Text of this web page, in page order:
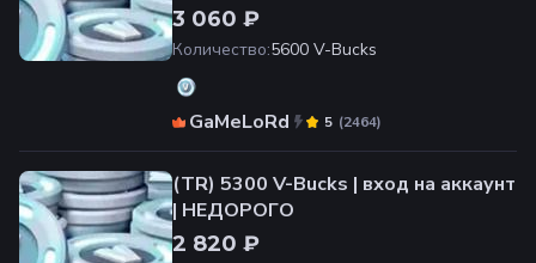
3 060 ₽
Количество:5600 V-Bucks
GaMeLoRd (2464)
5
(TR) 5300 V-Bucks | вход на аккаунт
| НЕДОРОГО
2 820 ₽